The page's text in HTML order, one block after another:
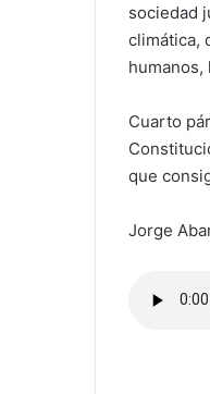
sociedad
climática,
humanos,
Cuarto
que
Jorge